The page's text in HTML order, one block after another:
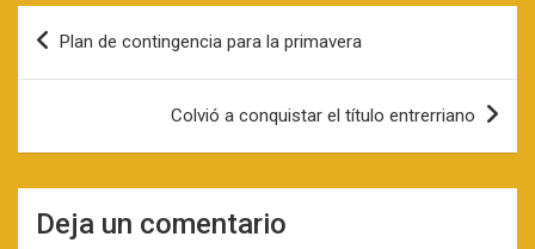
Navegación
Plan de contingencia para la primavera
Colvió a conquistar el título entrerriano
Deja un comentario